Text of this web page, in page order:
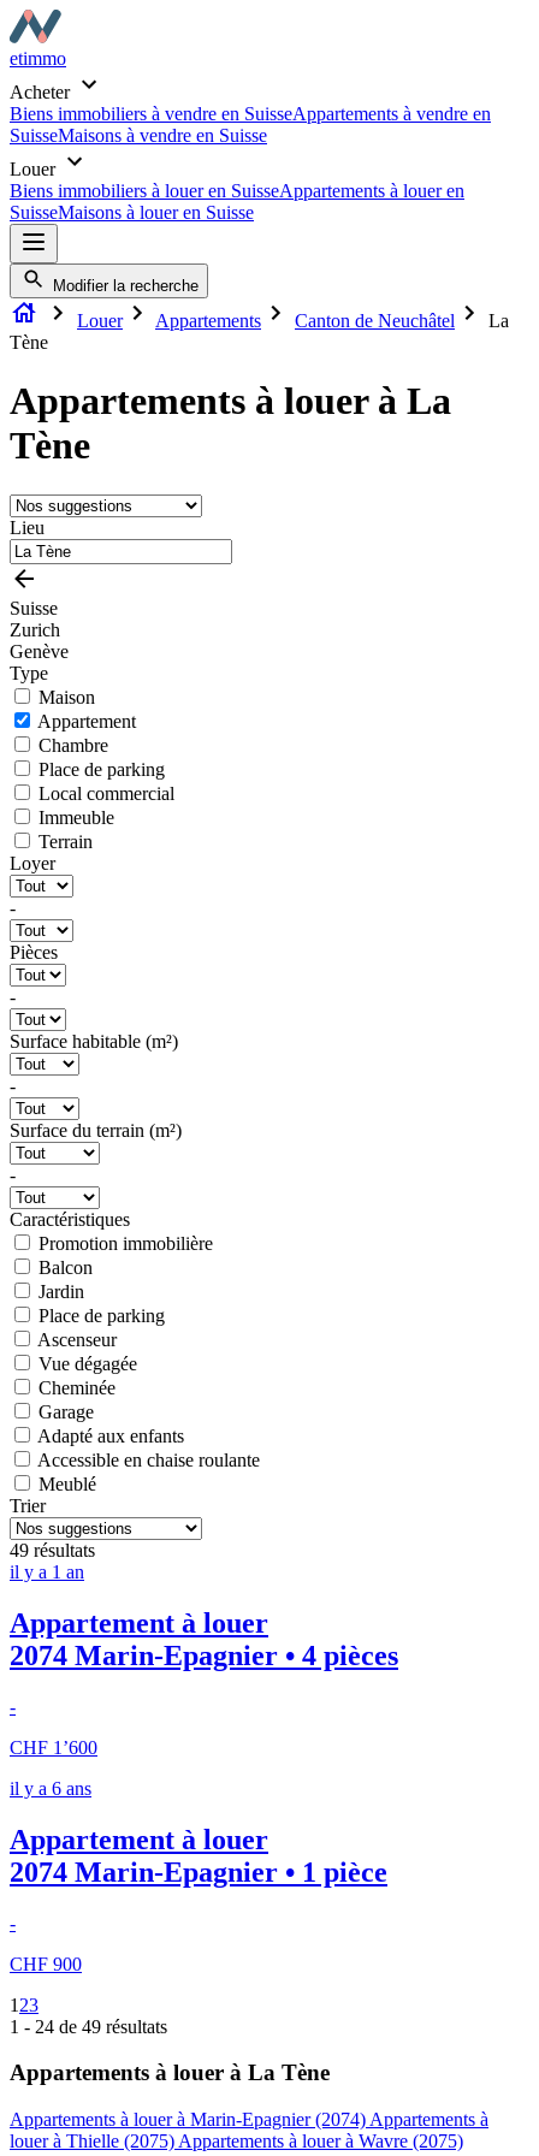
etimmo
Acheter
Biens immobiliers à vendre en SuisseAppartements à vendre en
SuisseMaisons à vendre en Suisse
Louer
Biens immobiliers à louer en SuisseAppartements à louer en
SuisseMaisons à louer en Suisse
Modifier la recherche
Louer Appartements Canton de Neuchâtel
La
Tène
Appartements à louer à La
Tène
Lieu
Suisse
Zurich
Genève
Type
Maison
Appartement
Chambre
Place de parking
Local commercial
Immeuble
Terrain
Loyer
-
Pièces
-
Surface habitable (m²)
-
Surface du terrain (m²)
-
Caractéristiques
Promotion immobilière
Balcon
Jardin
Place de parking
Ascenseur
Vue dégagée
Cheminée
Garage
Adapté aux enfants
Accessible en chaise roulante
Meublé
Trier
49 résultats
il y a 1 an
Appartement à louer
2074 Marin-Epagnier • 4 pièces
-
CHF 1’600
il y a 6 ans
Appartement à louer
2074 Marin-Epagnier • 1 pièce
-
CHF 900
1 23
1 - 24 de 49 résultats
Appartements à louer à La Tène
Appartements à louer à Marin-Epagnier (2074) Appartements à
louer à Thielle (2075) Appartements à louer à Wavre (2075)